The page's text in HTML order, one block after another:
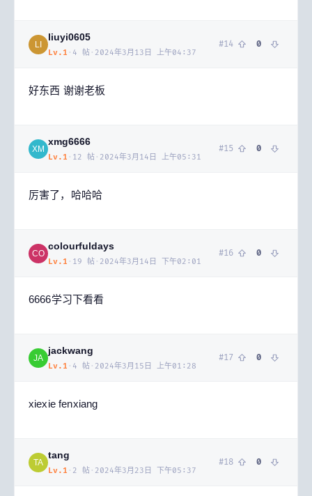
LI
liuyi0605
Lv. 1 · 4 帖 · 2024年3月13日 上午04:37
#14 0
好东西 谢谢老板
XM
xmg6666
Lv. 1 · 12 帖 · 2024年3月14日 上午05:31
#15 0
厉害了，哈哈哈
CO
colourfuldays
Lv. 1 · 19 帖 · 2024年3月14日 下午02:01
#16 0
6666学习下看看
JA
jackwang
Lv. 1 · 4 帖 · 2024年3月15日 上午01:28
#17 0
xiexie fenxiang
TA
tang
Lv. 1 · 2 帖 · 2024年3月23日 下午05:37
#18 0